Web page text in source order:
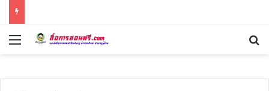
Menu